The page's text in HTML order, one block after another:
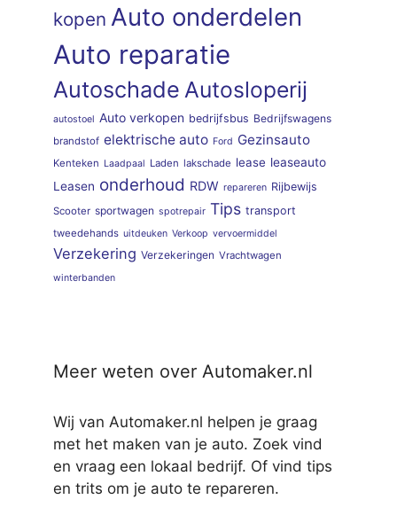
kopen Auto onderdelen
Auto reparatie
Autoschade Autosloperij
autostoel Auto verkopen bedrijfsbus Bedrijfswagens
brandstof elektrische auto Ford Gezinsauto
Kenteken Laadpaal Laden lakschade lease leaseauto
Leasen onderhoud RDW repareren Rijbewijs
Scooter sportwagen spotrepair Tips transport
tweedehands uitdeuken Verkoop vervoermiddel
Verzekering Verzekeringen Vrachtwagen
winterbanden
Meer weten over Automaker.nl
Wij van Automaker.nl helpen je graag
met het maken van je auto. Zoek vind
en vraag een lokaal bedrijf. Of vind tips
en trits om je auto te repareren.